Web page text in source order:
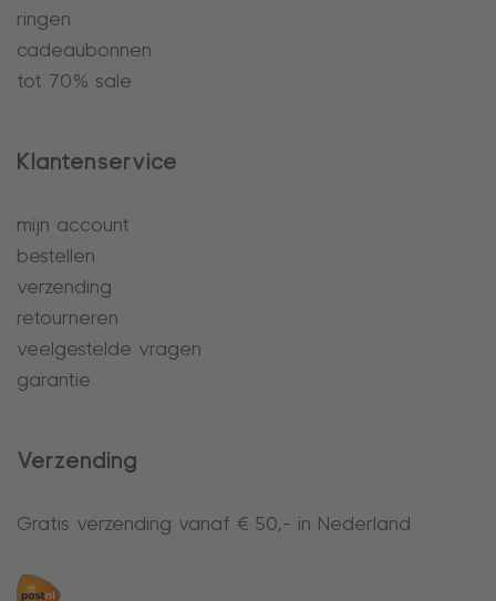
ringen
cadeaubonnen
tot 70% sale
Klantenservice
mijn account
bestellen
verzending
retourneren
veelgestelde vragen
garantie
Verzending
Gratis verzending vanaf € 50,- in Nederland